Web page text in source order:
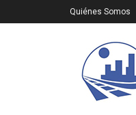
Quiénes Somos